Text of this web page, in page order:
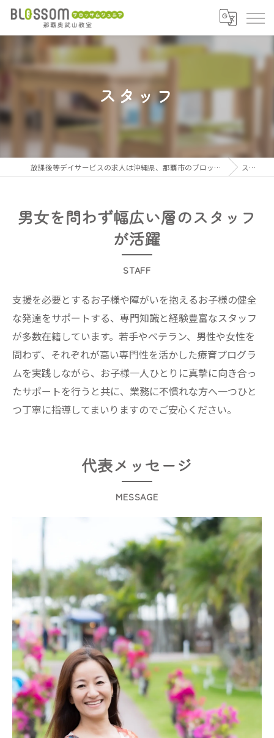
スタッフ
放課後等デイサービスの求人は沖縄県、那覇市のブロッサムジュニア那覇奥武山教室 スタッフ
男女を問わず幅広い層のスタッフ
が活躍
STAFF
支援を必要とするお子様や障がいを抱えるお子様の健全
な発達をサポートする、専門知識と経験豊富なスタッフ
が多数在籍しています。若手やベテラン、男性や女性を
問わず、それぞれが高い専門性を活かした療育プログラ
ムを実践しながら、お子様一人ひとりに真摯に向き合っ
たサポートを行うと共に、業務に不慣れな方へ一つひと
つ丁寧に指導してまいりますのでご安心ください。
代表メッセージ
MESSAGE